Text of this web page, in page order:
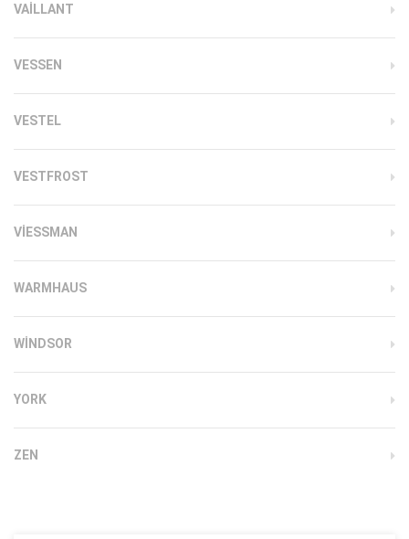
VAILLANT
VESSEN
VESTEL
VESTFROST
VIESSMAN
WARMHAUS
WINDSOR
YORK
ZEN